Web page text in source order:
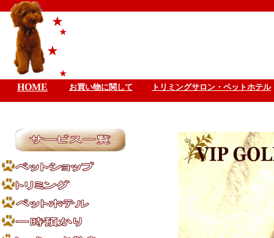
HOME お買い物に関して トリミングサロン・ペットホテル
★
★
★
★